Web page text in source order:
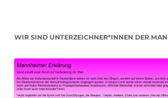
WIR SIND UNTERZEICHNER*INNEN DER